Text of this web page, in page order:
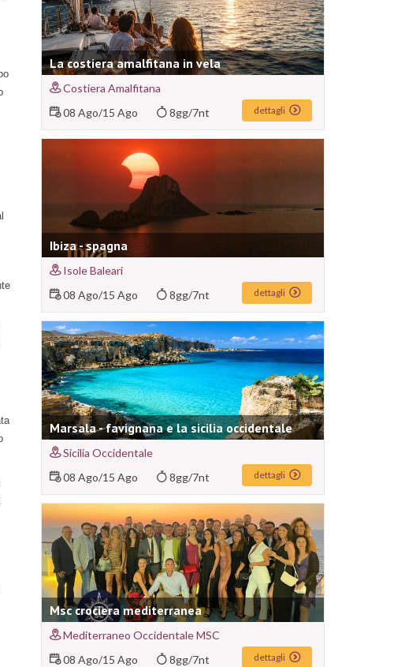
La costiera amalfitana in vela
Costiera Amalfitana
08 Ago/15 Ago 8gg/7nt dettagli
Ibiza - spagna
Isole Baleari
08 Ago/15 Ago 8gg/7nt dettagli
Marsala - favignana e la sicilia occidentale
Sicilia Occidentale
08 Ago/15 Ago 8gg/7nt dettagli
Msc crociera mediterranea
Mediterraneo Occidentale MSC
08 Ago/15 Ago 8gg/7nt dettagli